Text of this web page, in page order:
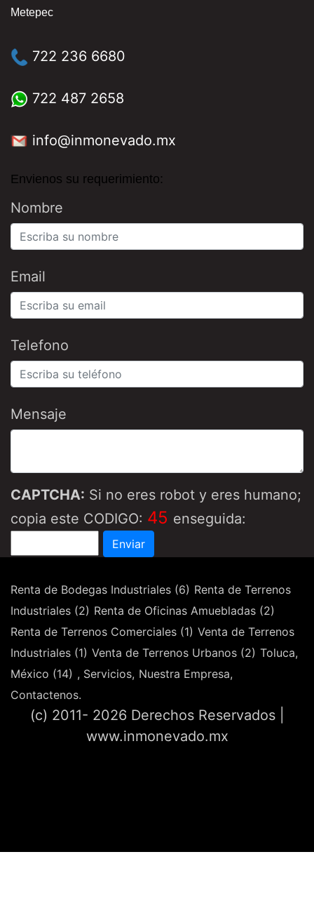
Metepec
722 236 6680
722 487 2658
info@inmonevado.mx
Envienos su requerimiento:
Nombre
Email
Telefono
Mensaje
CAPTCHA: Si no eres robot y eres humano;
copia este CODIGO: 45 enseguida:
Renta de Bodegas Industriales (6) Renta de Terrenos
Industriales (2) Renta de Oficinas Amuebladas (2)
Renta de Terrenos Comerciales (1) Venta de Terrenos
Industriales (1) Venta de Terrenos Urbanos (2) Toluca,
México (14) , Servicios, Nuestra Empresa,
Contactenos.
(c) 2011- 2026 Derechos Reservados |
www.inmonevado.mx